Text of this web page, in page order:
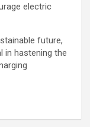
electric
future,
in hastening the